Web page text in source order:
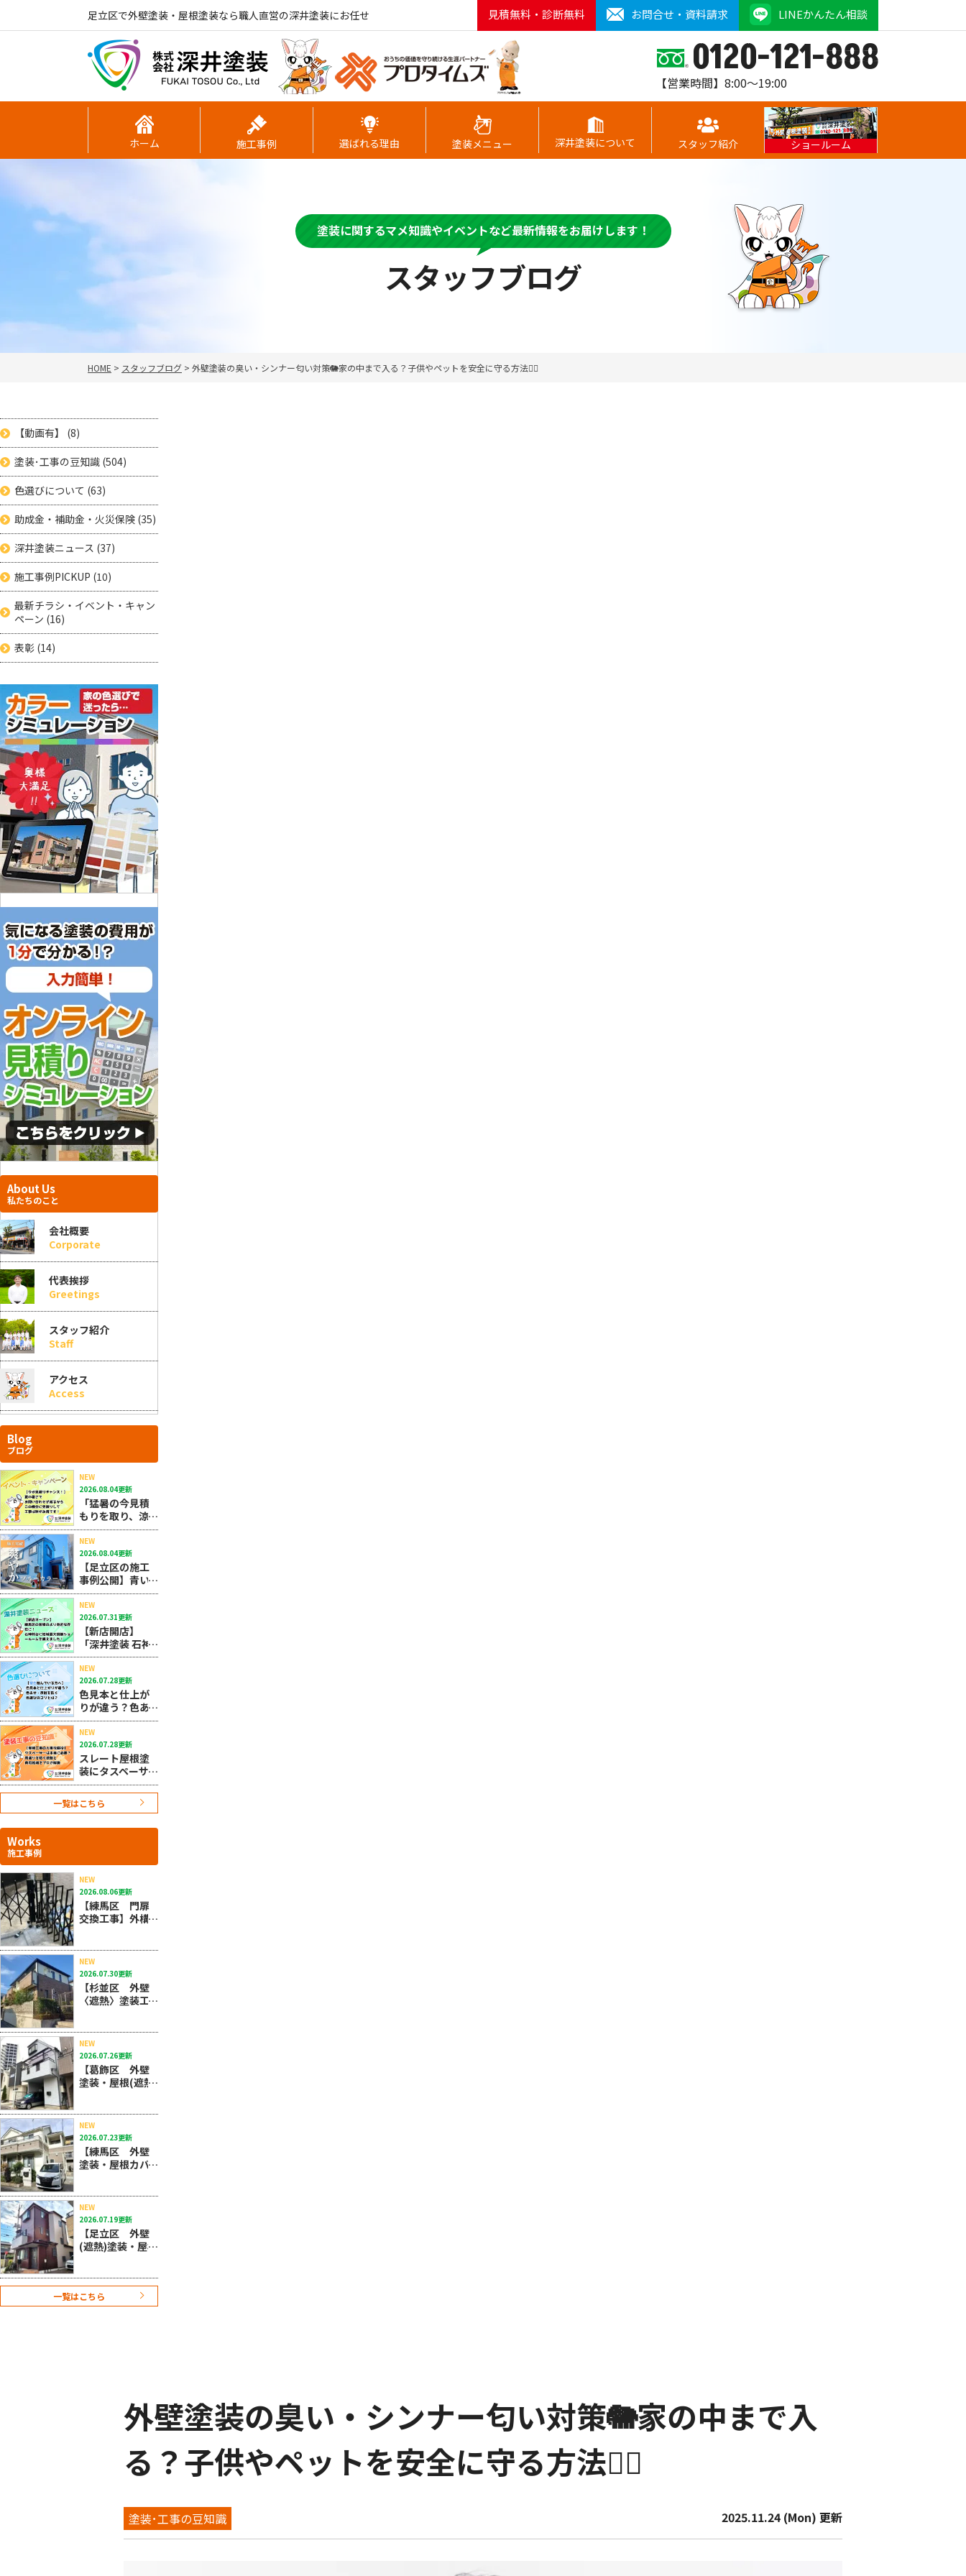
足立区で外壁塗装・屋根塗装なら職人直営の深井塗装にお任せ 見積無料・診断無料 お問合せ・資料請求 LINEかんたん相談
0120-121-888
【営業時間】8:00～19:00
ホーム 施工事例 選ばれる理由 塗装メニュー 深井塗装について スタッフ紹介 ショールーム
スタッフブログ
塗装に関するマメ知識やイベントなど最新情報をお届けします！
HOME > スタッフブログ > 外壁塗装の臭い・シンナー匂い対策🐘家の中まで入る？子供やペットを安全に守る方法🤸‍♀️
【動画有】 (8)
塗装･工事の豆知識 (504)
色選びについて (63)
助成金・補助金・火災保険 (35)
深井塗装ニュース (37)
施工事例PICKUP (10)
最新チラシ・イベント・キャン
ペーン (16)
表彰 (14)
About Us
私たちのこと
会社概要
Corporate
代表挨拶
Greetings
スタッフ紹介
Staff
アクセス
Access
Blog
ブログ
NEW
2026.08.04更新
「猛暑の今見積
もりを取り、涼
しい秋に施工す
る」のが圧倒的
にお得で大正解
なんです！！
NEW
2026.08.04更新
【足立区の施工
事例公開】青い
外壁塗装で後悔
しない！おしゃ
れなネイビーの
選び方と費用相
場
NEW
2026.07.31更新
【新店開店】
「深井塗装 石神
井台店」がニュ
ーオープン！練
馬区の皆様のよ
り身近な存在
に！
NEW
2026.07.28更新
色見本と仕上が
りが違う？色あ
せ・反射を防ぐ
色選びのコツと
は？★10/27
NEW
2026.07.28更新
スレート屋根塗
装にタスペーサ
ーは必須？雨漏
りを防ぐ効果・
費用相場・失敗
一覧はこちら
Works
施工事例
NEW
2026.08.06更新
【練馬区 門扉
交換工事】外構
ください！
NEW
2026.07.30更新
【杉並区 外壁
〈遮熱〉塗装工
壁も屋根カバー
も深井塗装にお
任せください！
NEW
2026.07.26更新
【葛飾区 外壁
塗装・屋根(遮熱)
る明るめシルバ
ーグレイ採
用！！
NEW
2026.07.23更新
【練馬区 外壁
塗装・屋根カバ
根材使用物件に
つきカバー工法
をおすすめしま
した！
NEW
2026.07.19更新
【足立区 外壁
(遮熱)塗装・屋根
しくお色のご提
案させていただ
きました！
一覧はこちら
外壁塗装の臭い・シンナー匂い対策🐘家の中まで入
る？子供やペットを安全に守る方法🤸‍♀️
塗装･工事の豆知識 2025.11.24 (Mon) 更新